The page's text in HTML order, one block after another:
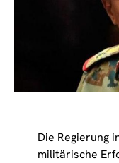
Die Regierung
militärische